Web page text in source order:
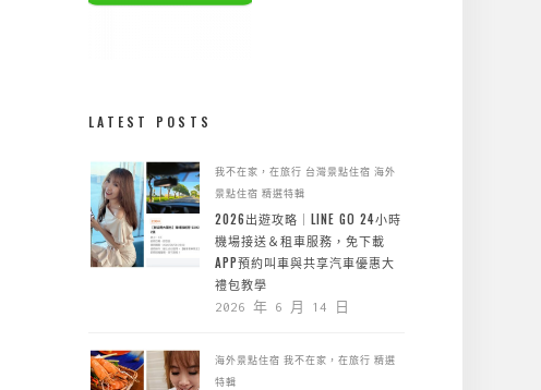
LATEST POSTS
我不在家，在旅行 台灣景點住宿 海外
景點住宿 精選特輯
2026出遊攻略｜LINE GO 24小時
機場接送＆租車服務，免下載
APP預約叫車與共享汽車優惠大
禮包教學
2026 年 6 月 14 日
海外景點住宿 我不在家，在旅行 精選
特輯